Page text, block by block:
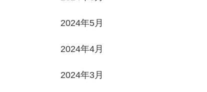
2024年5月
2024年4月
2024年3月